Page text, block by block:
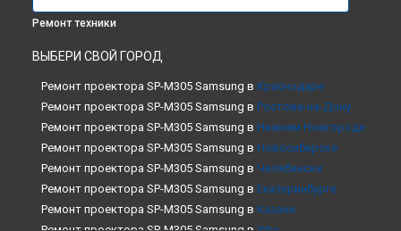
Ремонт техники
ВЫБЕРИ СВОЙ ГОРОД
Ремонт проектора SP-M305 Samsung в Краснодаре
Ремонт проектора SP-M305 Samsung в Ростове-на-Дону
Ремонт проектора SP-M305 Samsung в Нижнем Новгороде
Ремонт проектора SP-M305 Samsung в Новосибирске
Ремонт проектора SP-M305 Samsung в Челябинске
Ремонт проектора SP-M305 Samsung в Екатеринбурге
Ремонт проектора SP-M305 Samsung в Казани